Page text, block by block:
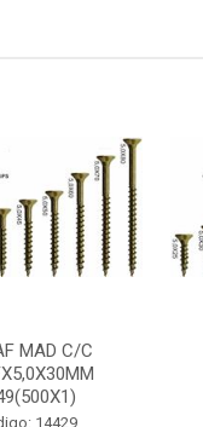
MAD C/C
14429